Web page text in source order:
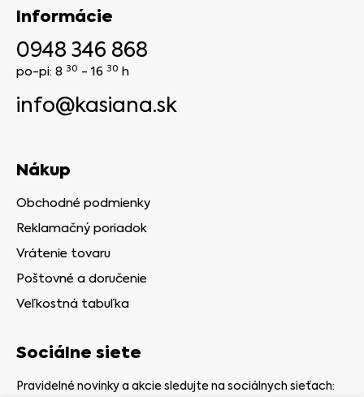
Informácie
0948 346 868
po-pi: 8 30 - 16 30 h
info@kasiana.sk
Nákup
Obchodné podmienky
Reklamačný poriadok
Vrátenie tovaru
Poštovné a doručenie
Veľkostná tabuľka
Sociálne siete
Pravidelné novinky a akcie sledujte na sociálnych sieťach: